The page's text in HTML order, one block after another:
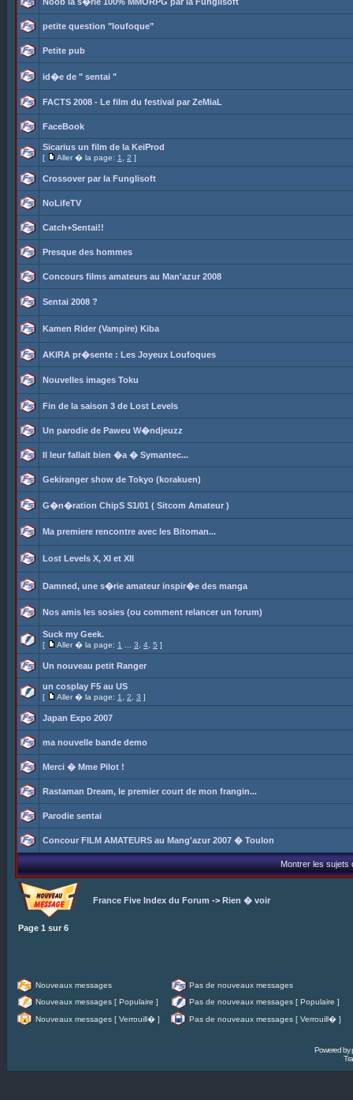
petite question "loufoque"
Petite pub
id�e de " sentai "
FACTS 2008 - Le film du festival par ZeMiaL
FaceBook
Sicarius un film de la KeiProd
[ Aller � la page: 1 2 ]
Crossover par la Funglisoft
NoLifeTV
Catch+Sentai!!
Presque des hommes
Concours films amateurs au Man'azur 2008
Sentai 2008 ?
Kamen Rider (Vampire) Kiba
AKIRA pr�sente : Les Joyeux Loufoques
Nouvelles images Toku
Fin de la saison 3 de Lost Levels
Un parodie de Paweu W�ndjeuzz
Il leur fallait bien �a � Symantec...
Gekiranger show de Tokyo (korakuen)
G�n�ration ChipS S1/01 ( Sitcom Amateur )
Ma premiere rencontre avec les Bitoman...
Lost Levels X, XI et XII
Damned, une s�rie amateur inspir�e des manga
Nos amis les sosies (ou comment relancer un forum)
Suck my Geek.
[ Aller � la page: 1 3 4 5 ]
Un nouveau petit Ranger
un cosplay F5 au US
[ Aller � la page: 1 2 3 ]
Japan Expo 2007
ma nouvelle bande demo
Merci � Mme Pilot !
Rastaman Dream, le premier court de mon frangin...
Parodie sentai
Concour FILM AMATEURS au Mang'azur 2007 � Toulon
Montrer les sujets
France Five Index du Forum -> Rien � voir
Page 1 sur 6
Nouveaux messages
Pas de nouveaux messages
Nouveaux messages [ Populaire ]
Pas de nouveaux messages [ Populaire ]
Nouveaux messages [ Verrouill� ]
Pas de nouveaux messages [ Verrouill� ]
Powered by